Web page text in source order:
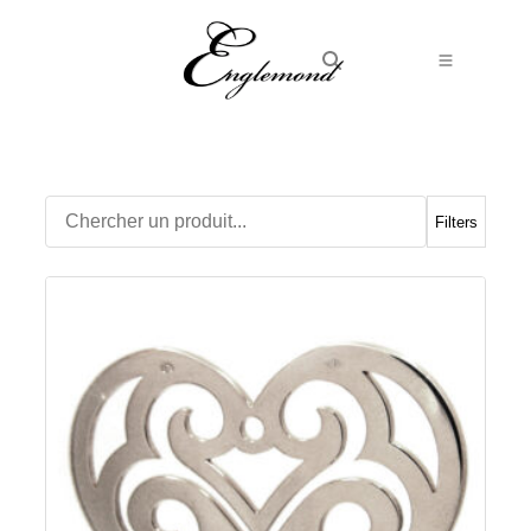
Boucles d’Oreilles
Boutons de manchette
Colliers
Médailles
Pendentifs
Adamas
Filters